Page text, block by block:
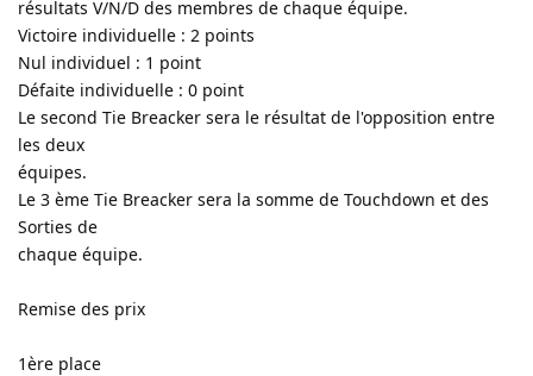
résultats V/N/D des membres de chaque équipe.
Victoire individuelle : 2 points
Nul individuel : 1 point
Défaite individuelle : 0 point
Le second Tie Breacker sera le résultat de l'opposition entre
les deux
équipes.
Le 3 ème Tie Breacker sera la somme de Touchdown et des
Sorties de
chaque équipe.
Remise des prix
1ère place